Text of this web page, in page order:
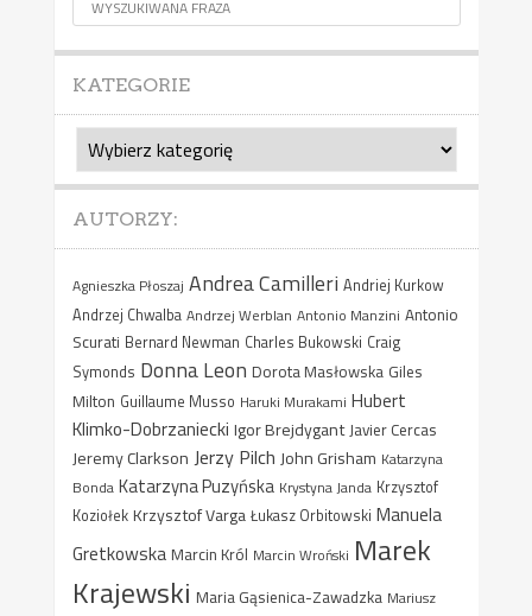
KATEGORIE
Kategorie
AUTORZY:
Agnieszka Płoszaj Andrea Camilleri Andriej Kurkow
Andrzej Chwalba Andrzej Werblan Antonio Manzini Antonio
Scurati Bernard Newman Charles Bukowski Craig
Symonds Donna Leon Dorota Masłowska Giles
Milton Guillaume Musso Haruki Murakami Hubert
Klimko-Dobrzaniecki Igor Brejdygant Javier Cercas
Jeremy Clarkson Jerzy Pilch John Grisham Katarzyna
Bonda Katarzyna Puzyńska Krystyna Janda Krzysztof
Koziołek Krzysztof Varga Łukasz Orbitowski Manuela
Gretkowska Marcin Król Marcin Wroński Marek
Krajewski Maria Gąsienica-Zawadzka Mariusz